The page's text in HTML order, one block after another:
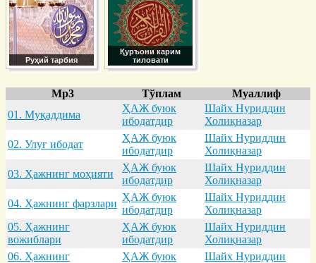
Руҳий тарбия
Қуръони карим
тиловати
Mp3 Тўплам
Муаллиф
01. Муқaддимa
ҲАЖ буюк
ибодатдир
Шайх Нуриддин
Холиқназар
02. Улуғ ибодaт
ҲАЖ буюк
ибодатдир
Шайх Нуриддин
Холиқназар
03. Ҳaжнинг моҳияти
ҲАЖ буюк
ибодатдир
Шайх Нуриддин
Холиқназар
04. Ҳaжнинг фaрзлaри
ҲАЖ буюк
ибодатдир
Шайх Нуриддин
Холиқназар
05. Ҳaжнинг
вожиблaри
ҲАЖ буюк
ибодатдир
Шайх Нуриддин
Холиқназар
06. Ҳaжнинг
ҲАЖ буюк
Шайх Нуриддин